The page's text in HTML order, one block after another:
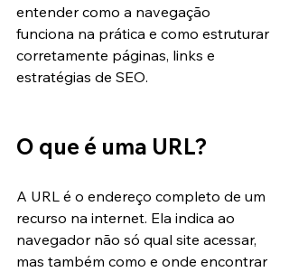
entender como a navegação
funciona na prática e como estruturar
corretamente páginas, links e
estratégias de SEO.
O que é uma URL?
A URL é o endereço completo de um
recurso na internet. Ela indica ao
navegador não só qual site acessar,
mas também como e onde encontrar